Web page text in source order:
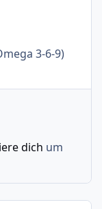
3-6-9): 9%
dich um